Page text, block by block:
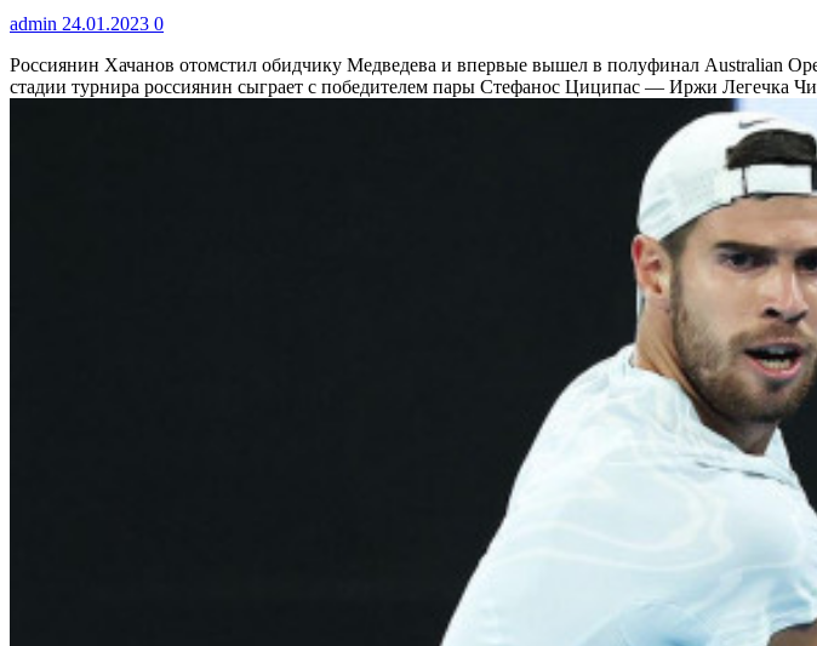
admin 24.01.2023 0
Россиянин Хачанов отомстил обидчику Медведева и впервые вышел в полуфинал Australian
стадии турнира россиянин сыграет с победителем пары Стефанос Циципас — Иржи Легечка